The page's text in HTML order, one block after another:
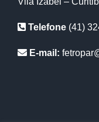
Telefone (41)
E-mail: